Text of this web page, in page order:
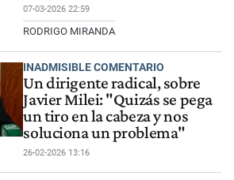
07-03-2026 22:59
RODRIGO MIRANDA
INADMISIBLE COMENTARIO
Un dirigente radical, sobre
Javier Milei: "Quizás se pega
un tiro en la cabeza y nos
soluciona un problema"
26-02-2026 13:16